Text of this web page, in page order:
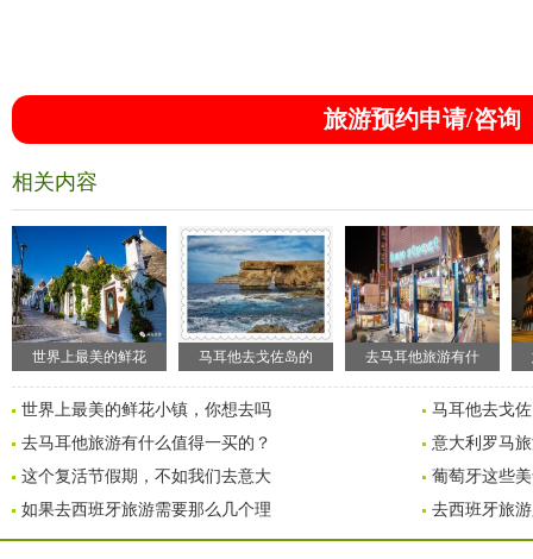
旅游预约申请/咨询
相关内容
世界上最美的鲜花 马耳他去戈佐岛的 去马耳他旅游有什
世界上最美的鲜花小镇，你想去吗
马耳他去戈
去马耳他旅游有什么值得一买的？
意大利罗马
这个复活节假期，不如我们去意大
葡萄牙这些
如果去西班牙旅游需要那么几个理
去西班牙旅